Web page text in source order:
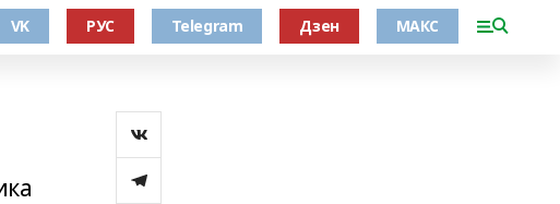
VK РУС Telegram Дзен МАКС